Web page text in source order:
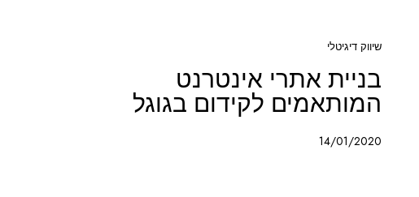
שיווק דיגיטלי
בניית אתרי אינטרנט
המותאמים לקידום בגוגל
14/01/2020